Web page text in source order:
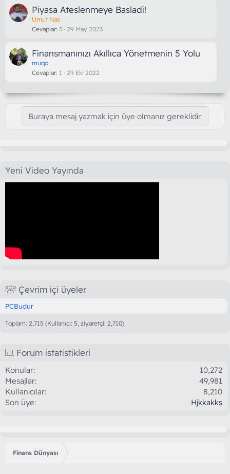
Piyasa Ateslenmeye Basladi!
Umut Nas
Cevaplar 3 29 May 2023
Finansmanınızı Akıllıca Yönetmenin 5 Yolu
muqo
Cevaplar 1 29 Eki 2022
Buraya mesaj yazmak için üye olmanız gereklidir.
Yeni Video Yayında
Çevrim içi üyeler
PCBudur
Toplam: 2,715 (Kullanıcı: 5, ziyaretçi: 2,710)
Forum istatistikleri
Konular
10,272
Mesajlar
49,981
Kullanıcılar
8,210
Son üye
Hjkkakks
Finans Dünyası